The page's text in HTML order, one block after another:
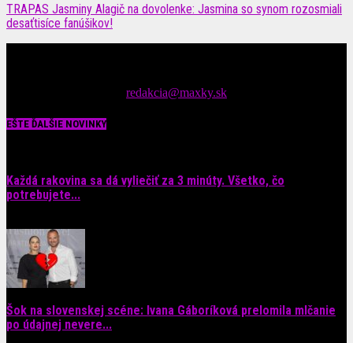
TRAPAS Jasminy Alagič na dovolenke: Jasmina so synom rozosmiali
desaťtisíce fanúšikov!
redakcia@maxky.sk
EŠTE ĎALŠIE NOVINKY
Každá rakovina sa dá vyliečiť za 3 minúty. Všetko, čo
potrebujete...
Šok na slovenskej scéne: Ivana Gáboríková prelomila mlčanie
po údajnej nevere...